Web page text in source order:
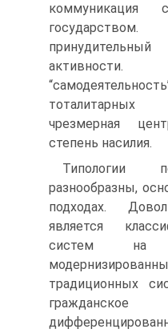
коммуникация
тоталитарных
чрезмерная
степень насилия.
Типологии
разнообразны,
подходах.
является
систем на
традиционных
гражданское